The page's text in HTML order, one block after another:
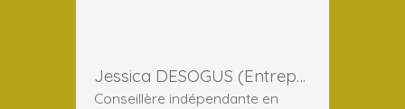
Jessica DESOGUS (Entreprise)
Conseillère indépendante en